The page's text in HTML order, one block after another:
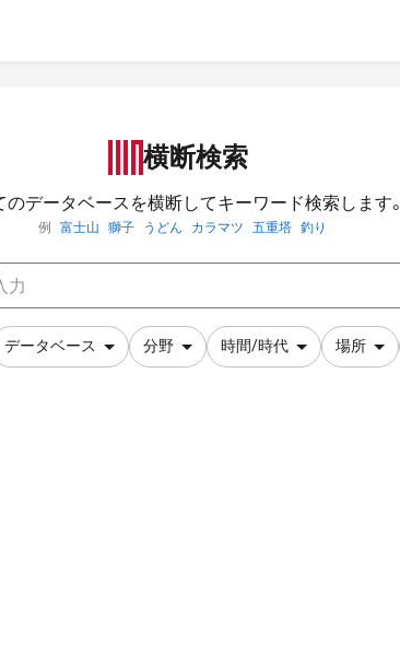
横断検索
のデータベースを横断してキーワード検索します。
例 富士山 獅子 うどん カラマツ 五重塔 釣り
データベース 分野 時間/時代 場所